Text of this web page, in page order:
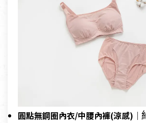
圓點無鋼圈內衣/中腰內褲(涼感)｜